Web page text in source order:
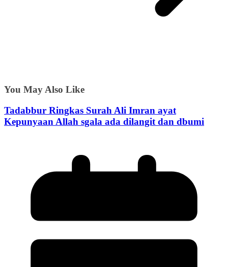
You May Also Like
Tadabbur Ringkas Surah Ali Imran ayat
Kepunyaan Allah sgala ada dilangit dan dbumi